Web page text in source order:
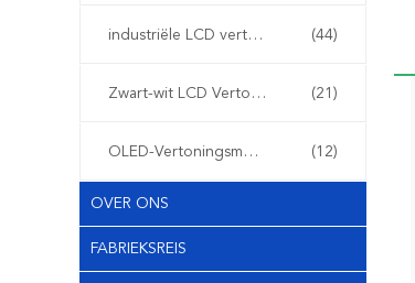
industriële LCD vertoning (44)
Zwart-wit LCD Vertoning (21)
OLED-Vertoningsmodule (12)
OVER ONS
FABRIEKSREIS